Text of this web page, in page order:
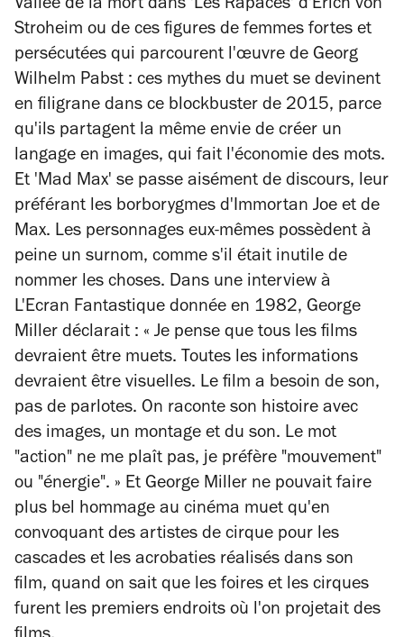
Vallée de la mort dans 'Les Rapaces' d'Erich von
Stroheim ou de ces figures de femmes fortes et
persécutées qui parcourent l'œuvre de Georg
Wilhelm Pabst : ces mythes du muet se devinent
en filigrane dans ce blockbuster de 2015, parce
qu'ils partagent la même envie de créer un
langage en images, qui fait l'économie des mots.
Et 'Mad Max' se passe aisément de discours, leur
préférant les borborygmes d'Immortan Joe et de
Max. Les personnages eux-mêmes possèdent à
peine un surnom, comme s'il était inutile de
nommer les choses. Dans une interview à
L'Ecran Fantastique donnée en 1982, George
Miller déclarait : « Je pense que tous les films
devraient être muets. Toutes les informations
devraient être visuelles. Le film a besoin de son,
pas de parlotes. On raconte son histoire avec
des images, un montage et du son. Le mot
"action" ne me plaît pas, je préfère "mouvement"
ou "énergie". » Et George Miller ne pouvait faire
plus bel hommage au cinéma muet qu'en
convoquant des artistes de cirque pour les
cascades et les acrobaties réalisés dans son
film, quand on sait que les foires et les cirques
furent les premiers endroits où l'on projetait des